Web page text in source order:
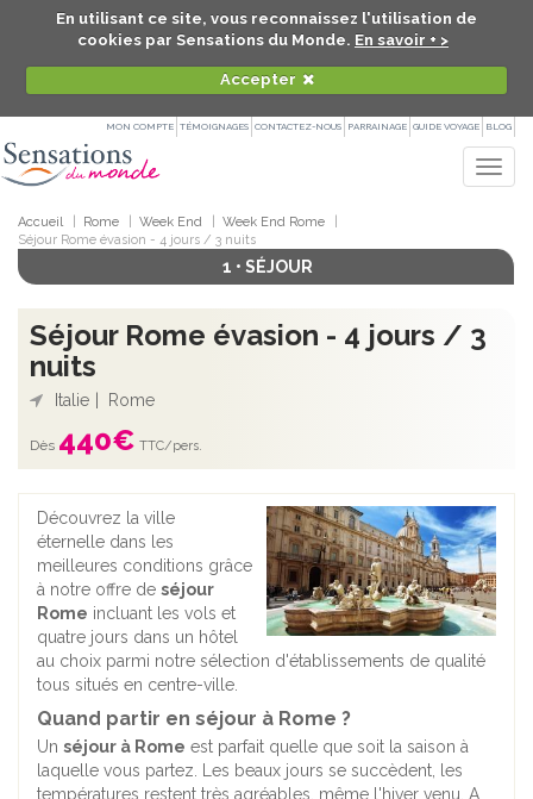
En utilisant ce site, vous reconnaissez l'utilisation de
cookies par Sensations du Monde. En savoir + >
Accepter
MON COMPTE TÉMOIGNAGES CONTACTEZ-NOUS PARRAINAGE GUIDE VOYAGE BLOG
Accueil Rome Week End
Week End Rome
Séjour Rome évasion - 4 jours / 3 nuits
1 • SÉJOUR
Séjour Rome évasion - 4 jours / 3
nuits
Italie Rome
Dès 440€ TTC/pers.
Découvrez la ville
éternelle dans les
meilleures conditions grâce
à notre offre de séjour
Rome incluant les vols et
quatre jours dans un hôtel
au choix parmi notre sélection d'établissements de qualité
tous situés en centre-ville.
Quand partir en séjour à Rome ?
Un séjour à Rome est parfait quelle que soit la saison à
laquelle vous partez. Les beaux jours se succèdent, les
températures restent très agréables, même l'hiver venu. A